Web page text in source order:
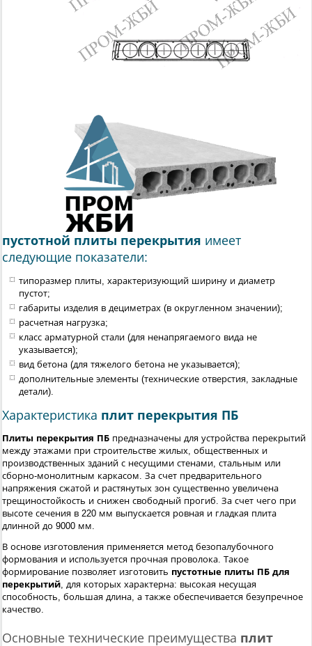
пустотной плиты перекрытия имеет
следующие показатели:
типоразмер плиты, характеризующий ширину и диаметр
пустот;
габариты изделия в дециметрах (в округленном значении);
расчетная нагрузка;
класс арматурной стали (для ненапрягаемого вида не
указывается);
вид бетона (для тяжелого бетона не указывается);
дополнительные элементы (технические отверстия, закладные
детали).
Характеристика плит перекрытия ПБ
Плиты перекрытия ПБ предназначены для устройства перекрытий
между этажами при строительстве жилых, общественных и
производственных зданий с несущими стенами, стальным или
сборно-монолитным каркасом. За счет предварительного
напряжения сжатой и растянутых зон существенно увеличена
трещиностойкость и снижен свободный прогиб. За счет чего при
высоте сечения в 220 мм выпускается ровная и гладкая плита
длинной до 9000 мм.
В основе изготовления применяется метод безопалубочного
формования и используется прочная проволока. Такое
формирование позволяет изготовить пустотные плиты ПБ для
перекрытий, для которых характерна: высокая несущая
способность, большая длина, а также обеспечивается безупречное
качество.
Основные технические преимущества плит